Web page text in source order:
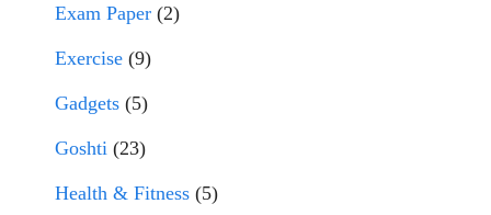
Exam Paper (2)
Exercise (9)
Gadgets (5)
Goshti (23)
Health & Fitness (5)